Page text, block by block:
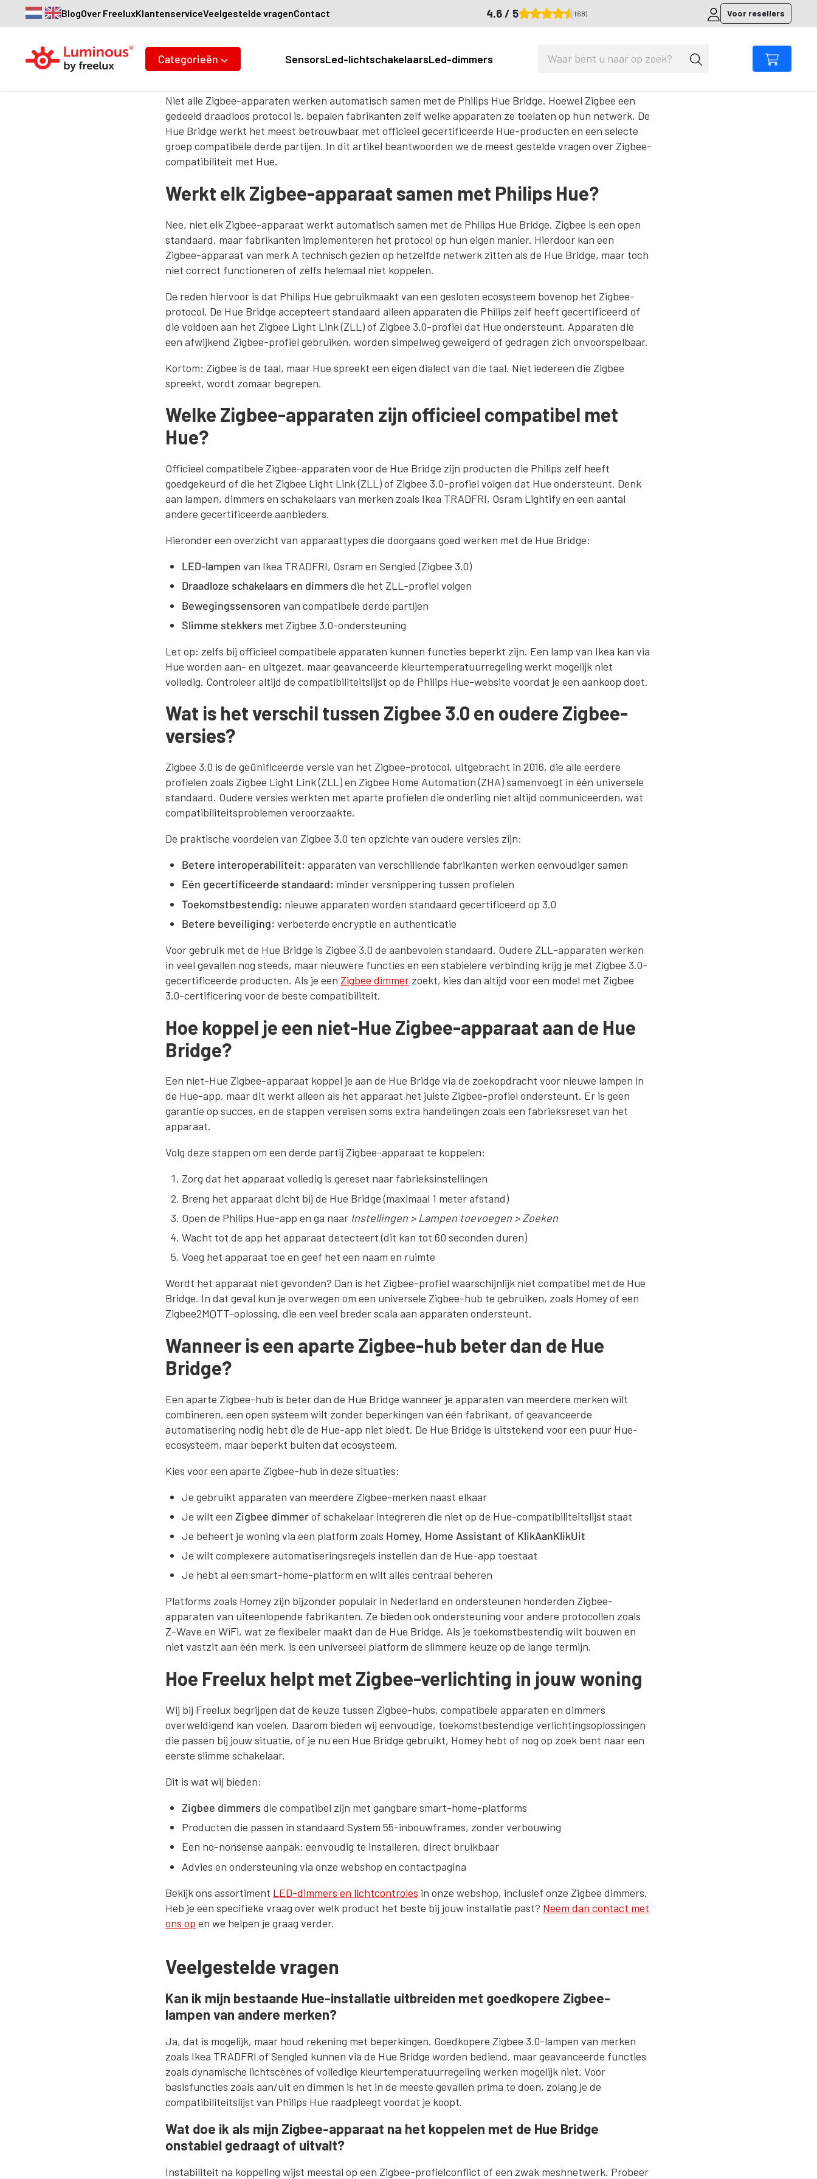
4.6 / 5 (68)
BlogOver FreeluxKlantenserviceVeelgestelde vragenContact Voor resellers
Categorieën SensorsLed-lichtschakelaarsLed-dimmers
Kan alle Zigbee met Hue?
Andries Pasma 30 mei 2026
Niet alle Zigbee-apparaten werken automatisch samen met de Philips Hue Bridge. Hoewel Zigbee een
gedeeld draadloos protocol is, bepalen fabrikanten zelf welke apparaten ze toelaten op hun netwerk. De
Hue Bridge werkt het meest betrouwbaar met officieel gecertificeerde Hue-producten en een selecte
groep compatibele derde partijen. In dit artikel beantwoorden we de meest gestelde vragen over Zigbee-
compatibiliteit met Hue.
Werkt elk Zigbee-apparaat samen met Philips Hue?
Nee, niet elk Zigbee-apparaat werkt automatisch samen met de Philips Hue Bridge. Zigbee is een open
standaard, maar fabrikanten implementeren het protocol op hun eigen manier. Hierdoor kan een
Zigbee-apparaat van merk A technisch gezien op hetzelfde netwerk zitten als de Hue Bridge, maar toch
niet correct functioneren of zelfs helemaal niet koppelen.
De reden hiervoor is dat Philips Hue gebruikmaakt van een gesloten ecosysteem bovenop het Zigbee-
protocol. De Hue Bridge accepteert standaard alleen apparaten die Philips zelf heeft gecertificeerd of
die voldoen aan het Zigbee Light Link (ZLL) of Zigbee 3.0-profiel dat Hue ondersteunt. Apparaten die
een afwijkend Zigbee-profiel gebruiken, worden simpelweg geweigerd of gedragen zich onvoorspelbaar.
Kortom: Zigbee is de taal, maar Hue spreekt een eigen dialect van die taal. Niet iedereen die Zigbee
spreekt, wordt zomaar begrepen.
Welke Zigbee-apparaten zijn officieel compatibel met
Hue?
Officieel compatibele Zigbee-apparaten voor de Hue Bridge zijn producten die Philips zelf heeft
goedgekeurd of die het Zigbee Light Link (ZLL) of Zigbee 3.0-profiel volgen dat Hue ondersteunt. Denk
aan lampen, dimmers en schakelaars van merken zoals Ikea TRADFRI, Osram Lightify en een aantal
andere gecertificeerde aanbieders.
Hieronder een overzicht van apparaattypes die doorgaans goed werken met de Hue Bridge:
LED-lampen van Ikea TRADFRI, Osram en Sengled (Zigbee 3.0)
Draadloze schakelaars en dimmers die het ZLL-profiel volgen
Bewegingssensoren van compatibele derde partijen
Slimme stekkers met Zigbee 3.0-ondersteuning
Let op: zelfs bij officieel compatibele apparaten kunnen functies beperkt zijn. Een lamp van Ikea kan via
Hue worden aan- en uitgezet, maar geavanceerde kleurtemperatuurregeling werkt mogelijk niet
volledig. Controleer altijd de compatibiliteitslijst op de Philips Hue-website voordat je een aankoop doet.
Wat is het verschil tussen Zigbee 3.0 en oudere Zigbee-
versies?
Zigbee 3.0 is de geünificeerde versie van het Zigbee-protocol, uitgebracht in 2016, die alle eerdere
profielen zoals Zigbee Light Link (ZLL) en Zigbee Home Automation (ZHA) samenvoegt in één universele
standaard. Oudere versies werkten met aparte profielen die onderling niet altijd communiceerden, wat
compatibiliteitsproblemen veroorzaakte.
De praktische voordelen van Zigbee 3.0 ten opzichte van oudere versies zijn:
Betere interoperabiliteit: apparaten van verschillende fabrikanten werken eenvoudiger samen
Eén gecertificeerde standaard: minder versnippering tussen profielen
Toekomstbestendig: nieuwe apparaten worden standaard gecertificeerd op 3.0
Betere beveiliging: verbeterde encryptie en authenticatie
Voor gebruik met de Hue Bridge is Zigbee 3.0 de aanbevolen standaard. Oudere ZLL-apparaten werken
in veel gevallen nog steeds, maar nieuwere functies en een stabielere verbinding krijg je met Zigbee 3.0-
gecertificeerde producten. Als je een Zigbee dimmer zoekt, kies dan altijd voor een model met Zigbee
3.0-certificering voor de beste compatibiliteit.
Hoe koppel je een niet-Hue Zigbee-apparaat aan de Hue
Bridge?
Een niet-Hue Zigbee-apparaat koppel je aan de Hue Bridge via de zoekopdracht voor nieuwe lampen in
de Hue-app, maar dit werkt alleen als het apparaat het juiste Zigbee-profiel ondersteunt. Er is geen
garantie op succes, en de stappen vereisen soms extra handelingen zoals een fabrieksreset van het
apparaat.
Volg deze stappen om een derde partij Zigbee-apparaat te koppelen:
Zorg dat het apparaat volledig is gereset naar fabrieksinstellingen
Breng het apparaat dicht bij de Hue Bridge (maximaal 1 meter afstand)
Open de Philips Hue-app en ga naar Instellingen > Lampen toevoegen > Zoeken
Wacht tot de app het apparaat detecteert (dit kan tot 60 seconden duren)
Voeg het apparaat toe en geef het een naam en ruimte
Wordt het apparaat niet gevonden? Dan is het Zigbee-profiel waarschijnlijk niet compatibel met de Hue
Bridge. In dat geval kun je overwegen om een universele Zigbee-hub te gebruiken, zoals Homey of een
Zigbee2MQTT-oplossing, die een veel breder scala aan apparaten ondersteunt.
Wanneer is een aparte Zigbee-hub beter dan de Hue
Bridge?
Een aparte Zigbee-hub is beter dan de Hue Bridge wanneer je apparaten van meerdere merken wilt
combineren, een open systeem wilt zonder beperkingen van één fabrikant, of geavanceerde
automatisering nodig hebt die de Hue-app niet biedt. De Hue Bridge is uitstekend voor een puur Hue-
ecosysteem, maar beperkt buiten dat ecosysteem.
Kies voor een aparte Zigbee-hub in deze situaties:
Je gebruikt apparaten van meerdere Zigbee-merken naast elkaar
Je wilt een Zigbee dimmerof schakelaar integreren die niet op de Hue-compatibiliteitslijst staat
Je beheert je woning via een platform zoals Homey, Home Assistant of KlikAanKlikUit
Je wilt complexere automatiseringsregels instellen dan de Hue-app toestaat
Je hebt al een smart-home-platform en wilt alles centraal beheren
Platforms zoals Homey zijn bijzonder populair in Nederland en ondersteunen honderden Zigbee-
apparaten van uiteenlopende fabrikanten. Ze bieden ook ondersteuning voor andere protocollen zoals
Z-Wave en WiFi, wat ze flexibeler maakt dan de Hue Bridge. Als je toekomstbestendig wilt bouwen en
niet vastzit aan één merk, is een universeel platform de slimmere keuze op de lange termijn.
Hoe Freelux helpt met Zigbee-verlichting in jouw woning
Wij bij Freelux begrijpen dat de keuze tussen Zigbee-hubs, compatibele apparaten en dimmers
overweldigend kan voelen. Daarom bieden wij eenvoudige, toekomstbestendige verlichtingsoplossingen
die passen bij jouw situatie, of je nu een Hue Bridge gebruikt, Homey hebt of nog op zoek bent naar een
eerste slimme schakelaar.
Dit is wat wij bieden:
Zigbee dimmers die compatibel zijn met gangbare smart-home-platforms
Producten die passen in standaard System 55-inbouwframes, zonder verbouwing
Een no-nonsense aanpak: eenvoudig te installeren, direct bruikbaar
Advies en ondersteuning via onze webshop en contactpagina
Bekijk ons assortiment LED-dimmers en lichtcontroles in onze webshop, inclusief onze Zigbee dimmers.
Heb je een specifieke vraag over welk product het beste bij jouw installatie past? Neem dan contact met
ons op en we helpen je graag verder.
Veelgestelde vragen
Kan ik mijn bestaande Hue-installatie uitbreiden met goedkopere Zigbee-
lampen van andere merken?
Ja, dat is mogelijk, maar houd rekening met beperkingen. Goedkopere Zigbee 3.0-lampen van merken
zoals Ikea TRADFRI of Sengled kunnen via de Hue Bridge worden bediend, maar geavanceerde functies
zoals dynamische lichtscènes of volledige kleurtemperatuurregeling werken mogelijk niet. Voor
basisfuncties zoals aan/uit en dimmen is het in de meeste gevallen prima te doen, zolang je de
compatibiliteitslijst van Philips Hue raadpleegt voordat je koopt.
Wat doe ik als mijn Zigbee-apparaat na het koppelen met de Hue Bridge
onstabiel gedraagt of uitvalt?
Instabiliteit na koppeling wijst meestal op een Zigbee-profielconflict of een zwak meshnetwerk. Probeer